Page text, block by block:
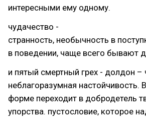
интересными ему одному.
чудачество -
странность, необычность в
в поведении, чаще всего бывают
и пятый смертный грех - долдон –
неблагоразумная настойчивость.
форме переходит в добродетель
упорства. пустословие, которое